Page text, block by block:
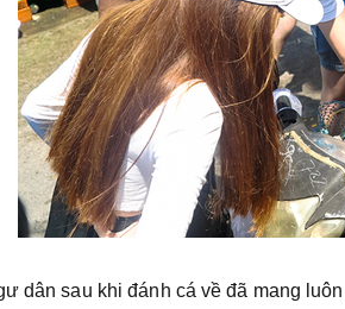
dân sau khi đánh cá về đã mang